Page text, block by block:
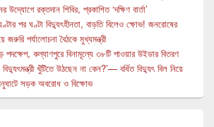
উদ্যোগে রক্তদান শিবির, প্রকাশিত ‘দক্ষিণ বার্তা’
পর ঘণ্টা বিদ্যুৎহীনতা, বাড়তি বিলেও ক্ষোভ! জনরোষের
জরুরি পর্যালোচনা বৈঠকে মুখ্যমন্ত্রী
কল্যাণপুরে বিনামূল্যে ৩৮টি পাওয়ার উইডার বিতরণ
বিদ্যুৎমন্ত্রী খুঁটিতে উঠছেন না কেন?’— বর্ধিত বিদ্যুৎ বিল নিয়ে
সড়ক অবরোধ ও বিক্ষোভ